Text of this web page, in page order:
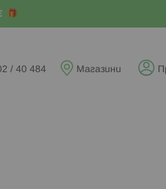
Магазини
/ 40 484